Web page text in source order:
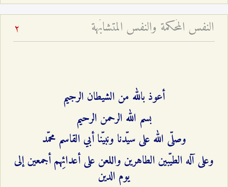
النفس المُحكمة والنفس المتشابَهة 2
أعوذ بالله من الشيطان الرجيم
بسم الله الرحمن الرحيم
وصلّى الله على سيّدنا ونبيّنا أبي القاسم محمّد
وعلى آله الطيّبين الطاهرين واللعن على أعدائِهم أجمعين إلى
يوم الدين